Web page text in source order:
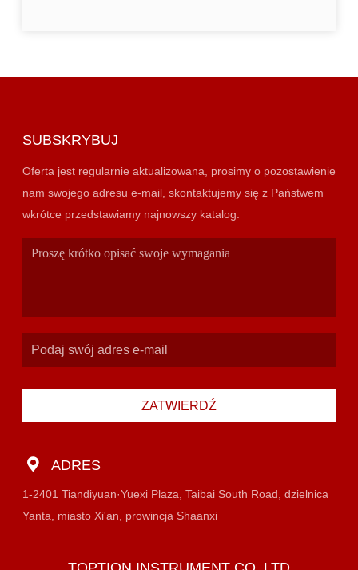
SUBSKRYBUJ
Oferta jest regularnie aktualizowana, prosimy o pozostawienie
nam swojego adresu e-mail, skontaktujemy się z Państwem
wkrótce przedstawiamy najnowszy katalog.
ZATWIERDŹ
ADRES
1-2401 Tiandiyuan·Yuexi Plaza, Taibai South Road, dzielnica
Yanta, miasto Xi'an, prowincja Shaanxi